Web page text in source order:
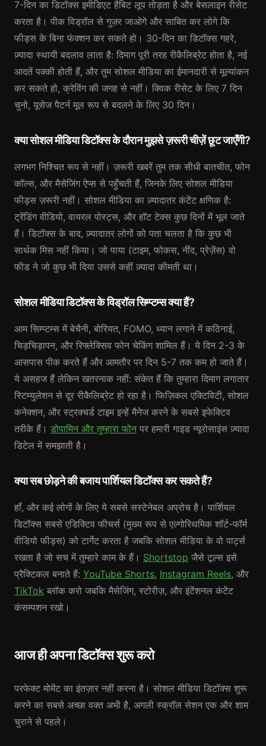
7-दिन का डिटॉक्स इमीडिएट हैबिट लूप तोड़ता है और बेसलाइन रीसेट
करता है। पीक विड्रॉल से गुज़र जाओगे और साबित कर लोगे कि
फीड्स के बिना फंक्शन कर सकते हो। 30-दिन का डिटॉक्स गहरे,
ज़्यादा स्थायी बदलाव लाता है: दिमाग पूरी तरह रीकैलिब्रेट होता है, नई
आदतें पक्की होती हैं, और तुम सोशल मीडिया का ईमानदारी से मूल्यांकन
कर सकते हो, क्रेविंग की जगह से नहीं। क्विक रीसेट के लिए 7 दिन
चुनो, यूसेज पैटर्न मूल रूप से बदलने के लिए 30 दिन।
क्या सोशल मीडिया डिटॉक्स के दौरान मुझसे ज़रूरी चीज़ें छूट जाएँगी?
लगभग निश्चित रूप से नहीं। ज़रूरी खबरें तुम तक सीधी बातचीत, फोन
कॉल्स, और मैसेजिंग ऐप्स से पहुँचती हैं, जिनके लिए सोशल मीडिया
फीड्स ज़रूरी नहीं। सोशल मीडिया का ज़्यादातर कंटेंट क्षणिक है:
ट्रेंडिंग वीडियो, वायरल पोस्ट्स, और हॉट टेक्स कुछ दिनों में भूल जाते
हैं। डिटॉक्स के बाद, ज़्यादातर लोगों को पता चलता है कि कुछ भी
सार्थक मिस नहीं किया। जो पाया (टाइम, फोकस, नींद, प्रेज़ेंस) वो
फीड ने जो कुछ भी दिया उससे कहीं ज़्यादा कीमती था।
सोशल मीडिया डिटॉक्स के विड्रॉल सिम्प्टम्स क्या हैं?
आम सिम्प्टम्स में बेचैनी, बोरियत, FOMO, ध्यान लगाने में कठिनाई,
चिड़चिड़ापन, और रिफ्लेक्सिव फोन चेकिंग शामिल हैं। ये दिन 2-3 के
आसपास पीक करते हैं और आमतौर पर दिन 5-7 तक कम हो जाते हैं।
ये असहज हैं लेकिन खतरनाक नहीं: संकेत हैं कि तुम्हारा दिमाग लगातार
स्टिम्युलेशन से दूर रीकैलिब्रेट हो रहा है। फिज़िकल एक्टिविटी, सोशल
कनेक्शन, और स्ट्रक्चर्ड टाइम इन्हें मैनेज करने के सबसे इफेक्टिव
तरीके हैं। डोपामिन और तुम्हारा फोनपर हमारी गाइड न्यूरोसाइंस ज़्यादा
डिटेल में समझाती है।
क्या सब छोड़ने की बजाय पार्शियल डिटॉक्स कर सकते हैं?
हाँ, और कई लोगों के लिए ये सबसे सस्टेनेबल अप्रोच है। पार्शियल
डिटॉक्स सबसे एडिक्टिव फीचर्स (मुख्य रूप से एल्गोरिथमिक शॉर्ट-फॉर्म
वीडियो फीड्स) को टार्गेट करता है जबकि सोशल मीडिया के वो पार्ट्स
रखता है जो सच में तुम्हारे काम के हैं। Shortstop जैसे टूल्स इसे
प्रैक्टिकल बनाते हैं: YouTube Shorts, Instagram Reels, और
TikTok ब्लॉक करो जबकि मैसेजिंग, स्टोरीज़, और इंटेंशनल कंटेंट
कंसम्पशन रखो।
आज ही अपना डिटॉक्स शुरू करो
परफेक्ट मोमेंट का इंतज़ार नहीं करना है। सोशल मीडिया डिटॉक्स शुरू
करने का सबसे अच्छा वक्त अभी है, अगली स्क्रॉल सेशन एक और शाम
चुराने से पहले।